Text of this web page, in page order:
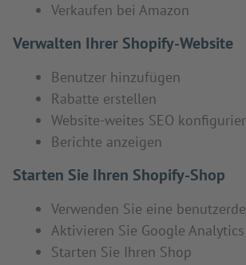
Verkaufen bei Amazon
Verwalten Ihrer Shopify-Website
Benutzer hinzufügen
Rabatte erstellen
Website-weites SEO
Berichte anzeigen
Starten Sie Ihren Shopify-Shop
Verwenden Sie eine
Aktivieren Sie Google Analytics
Starten Sie Ihren Shop